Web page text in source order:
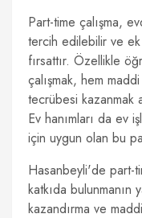
Part-time çalışma,
tercih edilebilir ve
fırsattır. Özellikle
çalışmak, hem
tecrübesi kazanmak
Ev hanımları da ev
için uygun olan bu
Hasanbeyli'de part-
katkıda bulunmanın
kazandırma ve